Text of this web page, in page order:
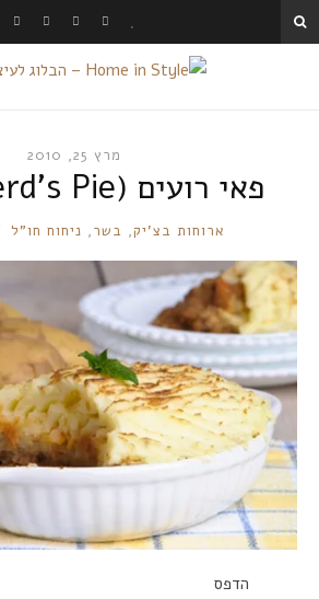
מרץ 25, 2010
פאי רועים (Shepherd’s Pie)
RONNIE
ארוחות בצ'יק, בשר, ניחוח חו"ל
הדפס